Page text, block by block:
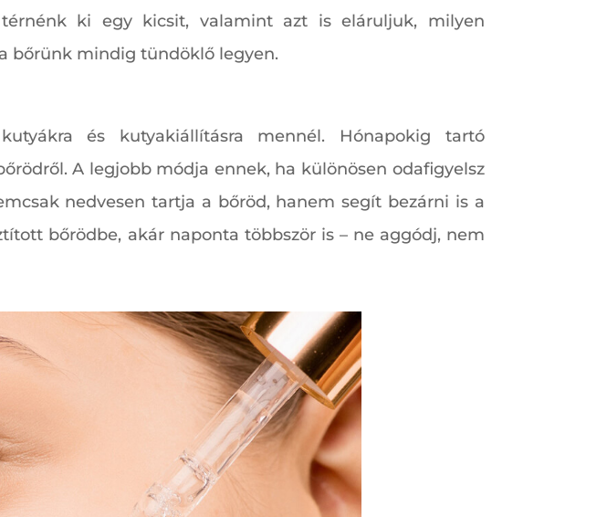
ki egy kicsit, valamint azt is eláruljuk, milyen
bőrünk mindig tündöklő legyen.
és kutyakiállításra mennél. Hónapokig tartó
A legjobb módja ennek, ha különösen odafigyelsz
nedvesen tartja a bőröd, hanem segít bezárni is a
bőrödbe, akár naponta többször is – ne aggódj, nem